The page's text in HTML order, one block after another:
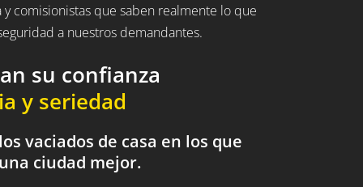
comisionistas que saben realmente lo que
a nuestros demandantes.
su confianza
y seriedad
vaciados de casa en los que
ciudad mejor.